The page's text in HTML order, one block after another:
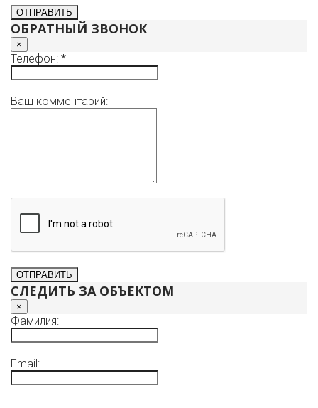
ОБРАТНЫЙ ЗВОНОК
×
Телефон: *
Ваш комментарий:
СЛЕДИТЬ ЗА ОБЪЕКТОМ
×
Фамилия:
Email: